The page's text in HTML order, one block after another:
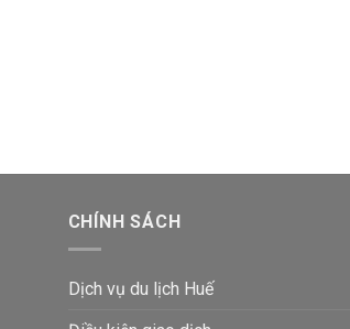
CHÍNH SÁCH
Dịch vụ du lịch Huế